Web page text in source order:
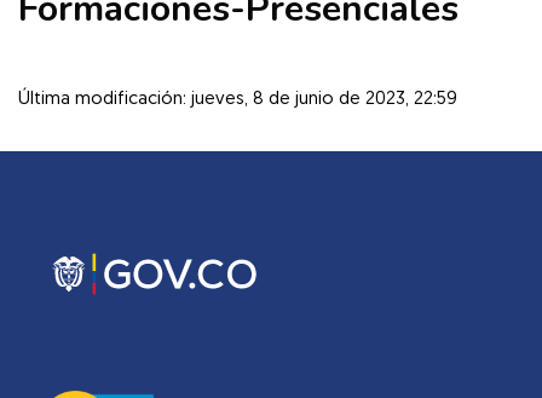
Última modificación: jueves, 8 de junio de 2023, 22:59